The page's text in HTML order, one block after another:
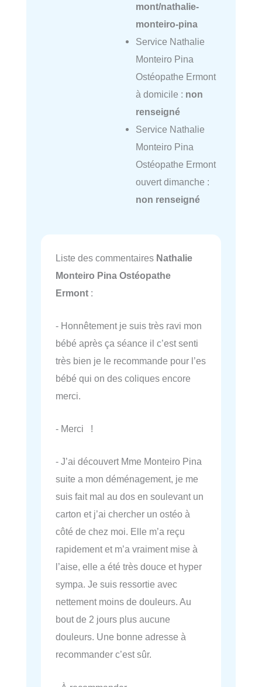
mont/nathalie-
monteiro-pina
Service Nathalie
Monteiro Pina
Ostéopathe Ermont
à domicile : non
renseigné
Service Nathalie
Monteiro Pina
Ostéopathe Ermont
ouvert dimanche :
non renseigné
Liste des commentaires Nathalie
Monteiro Pina Ostéopathe
Ermont :
- Honnêtement je suis très ravi mon
bébé après ça séance il c’est senti
très bien je le recommande pour l’es
bébé qui on des coliques encore
merci.
- Merci !
- J’ai découvert Mme Monteiro Pina
suite a mon déménagement, je me
suis fait mal au dos en soulevant un
carton et j’ai chercher un ostéo à
côté de chez moi. Elle m’a reçu
rapidement et m’a vraiment mise à
l’aise, elle a été très douce et hyper
sympa. Je suis ressortie avec
nettement moins de douleurs. Au
bout de 2 jours plus aucune
douleurs. Une bonne adresse à
recommander c’est sûr.